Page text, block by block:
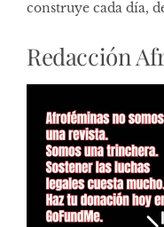
construye cada día,
Redacción